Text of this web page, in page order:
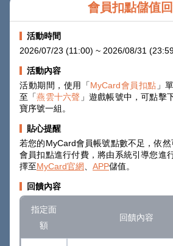
會員扣點儲值
活動時間
2026/07/23 (11:00) ~ 2026/08/31
活動內容
活動期間，使用「MyCard會員扣點 」
至「燕雲十六聲 」遊戲帳號中，可點擊
寶序號一組。
貼心提醒
若您的MyCard會員帳號點數不足，依
會員扣點進行付費，將由系統引導您進
擇至MyCard官網 APP儲值。
回饋內容
指定面
額
回饋內容